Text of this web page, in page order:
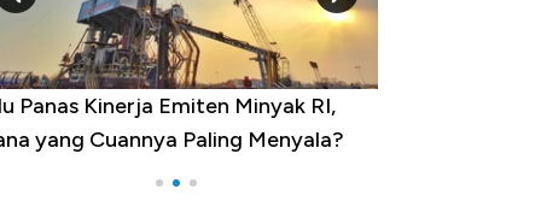
Panas Kinerja Emiten Minyak RI,
yang Cuannya Paling Menyala?